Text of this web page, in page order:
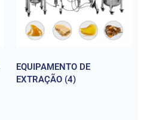
EQUIPAMENTO DE
EXTRAÇÃO (4)